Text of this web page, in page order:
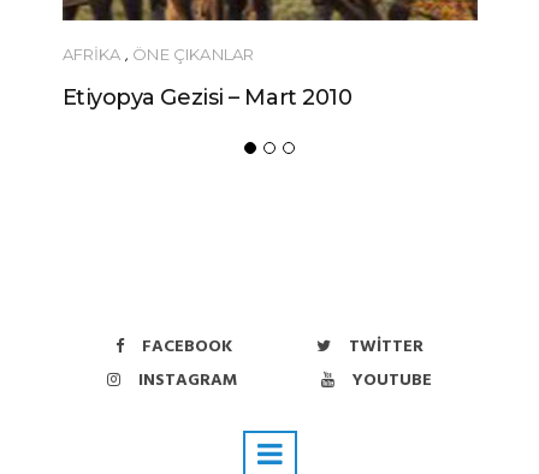
AFRIKA , ÖNE ÇIKANLAR
Etiyopya Gezisi – Mart 2010
FACEBOOK
TWITTER
INSTAGRAM
YOUTUBE